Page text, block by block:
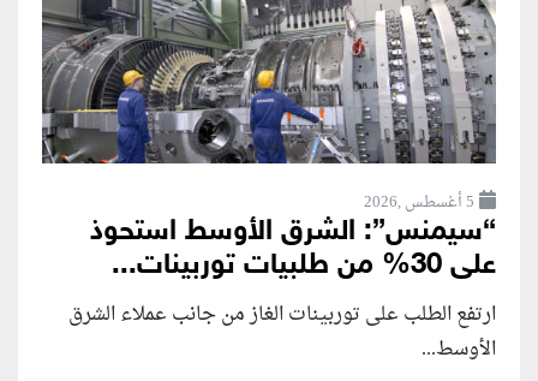
5 أغسطس ,2026
“سيمنس”: الشرق الأوسط استحوذ
على 30% من طلبيات توربينات...
ارتفع الطلب على توربينات الغاز من جانب عملاء الشرق
الأوسط...